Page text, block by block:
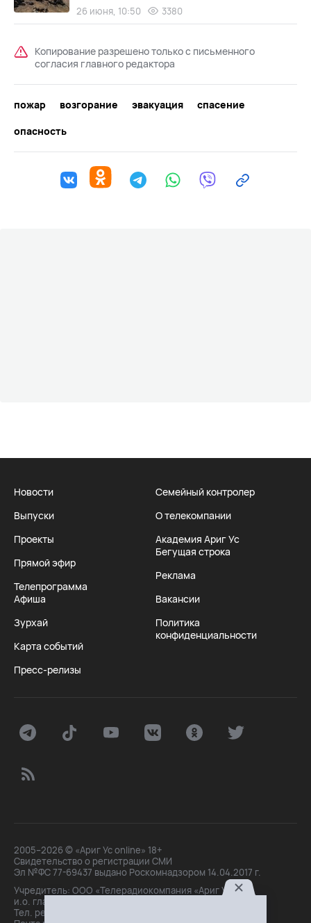
26 июня, 10:50 3380
Копирование разрешено только с письменного
согласия главного редактора
пожар возгорание эвакуация
спасение
опасность
Новости
Выпуски
Проекты
Прямой эфир
Телепрограмма
Афиша
Зурхай
Карта событий
Пресс-релизы
Семейный контролер
О телекомпании
Академия Ариг Ус
Бегущая строка
Реклама
Вакансии
Политика
конфиденциальности
2005–2026 © «Ариг Ус online» 18+
Свидетельство о регистрации СМИ
Эл №ФС 77-69437 выдано Роскомнадзором 14.04.2017 г.
Учредитель: ООО «Телерадиокомпания «Ариг Ус»,
и.о. главного редактора: Маханова О.Б.
Тел. peдakции: +7(3012)21-30-14,